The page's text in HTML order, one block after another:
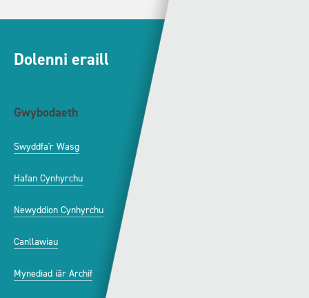
Dolenni eraill
Gwybodaeth
Swyddfa'r Wasg
Hafan Cynhyrchu
Newyddion Cynhyrchu
Canllawiau
Mynediad iâr Archif